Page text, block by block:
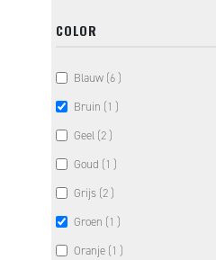
COLOR
Blauw 6items
Bruin 1 item
Geel 2items
Goud 1 item
Grijs 2items
Groen 1 item
Oranje 1 item